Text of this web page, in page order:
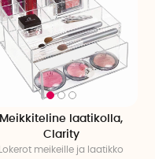
Meikkiteline laatikolla,
Clarity
Lokerot meikeille ja laatikko